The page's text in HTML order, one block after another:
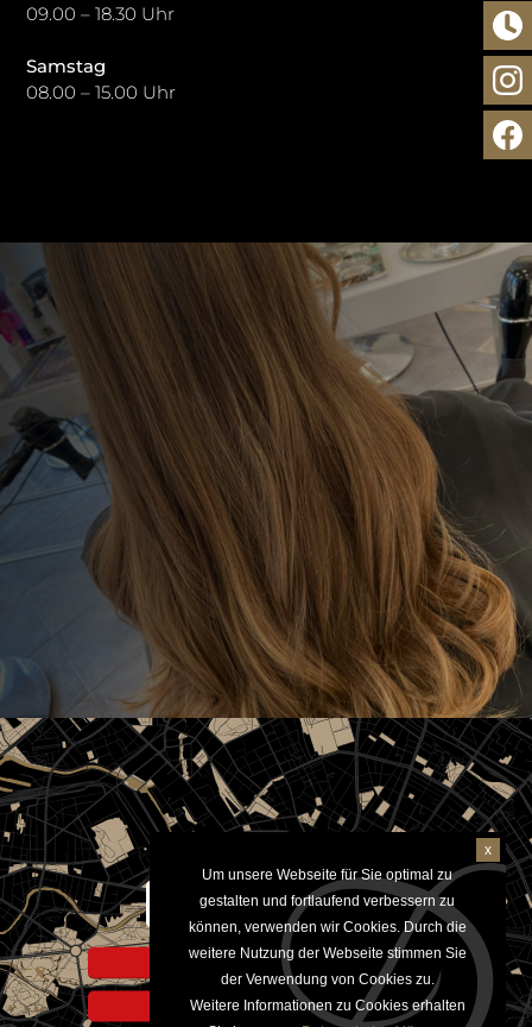
09.00 – 18.30 Uhr
Samstag
08.00 – 15.00 Uhr
Aktivieren um Google Maps
anzuzeigen
Hinweis zur Datennutzung
Datenschutzerklärung
Um unsere Webseite für Sie optimal zu
gestalten und fortlaufend verbessern zu
können, verwenden wir Cookies. Durch die
weitere Nutzung der Webseite stimmen Sie
der Verwendung von Cookies zu.
Weitere Informationen zu Cookies erhalten
x